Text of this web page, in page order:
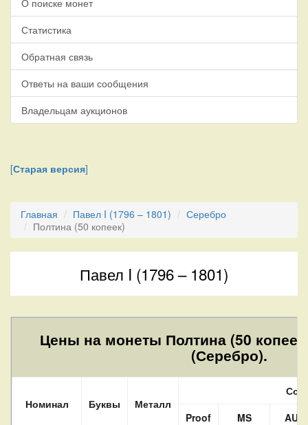
Статистика
Обратная связь
Ответы на ваши сообщения
Владельцам аукционов
[Старая версия]
Главная Павел I (1796 – 1801)
Серебро
Полтина (50 копеек)
Павел I (1796 – 1801)
Цены на монеты Полтина (50
(Серебро).
Номинал Буквы Металл
Proof
MS
AU